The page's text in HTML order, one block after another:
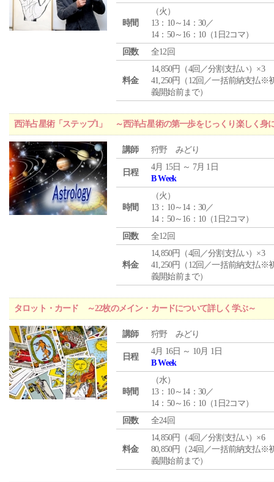
時間
（火 ）
13：10～14：30／
14：50～16：10（1日2コマ）
回数
全12回
料金
14,850円（4回／分割支払い）×3
41,250円（12回／一括前納支払※
義開始前まで）
西洋占星術「ステップ1」 ～西洋占星術の第一歩をじっくり楽しく身
講師 狩野 みどり
日程
4月 15日 ～ 7月 1日
B Week
時間
（火 ）
13：10～14：30／
14：50～16：10（1日2コマ）
回数
全12回
料金
14,850円（4回／分割支払い）×3
41,250円（12回／一括前納支払※
義開始前まで）
タロット・カード ～22枚のメイン・カードについて詳しく学ぶ～
講師 狩野 みどり
日程
4月 16日 ～ 10月 1日
B Week
時間
（水）
13：10～14：30／
14：50～16：10（1日2コマ）
回数
全24回
料金
14,850円（4回／分割支払い）×6
80,850円（24回／一括前納支払※
義開始前まで）